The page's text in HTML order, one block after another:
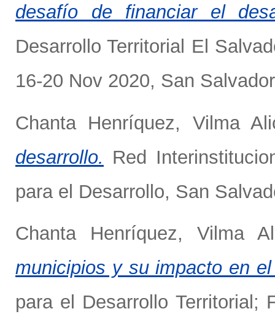
desafío de financiar el
Desarrollo Territorial El
16-20 Nov 2020, San
Chanta Henríquez, Vilma
desarrollo. Red
para el Desarrollo, San
Chanta Henríquez, Vilma
municipios y su impacto en
para el Desarrollo Territorial;